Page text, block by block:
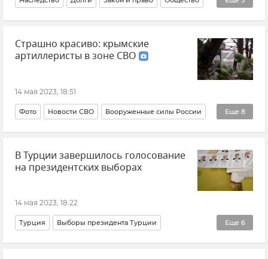
Совет эксперта Россия Новости
Страшно красиво: крымские
артиллеристы в зоне СВО
14 мая 2023, 18:51
Еще 8
Фото Новости СВО Вооруженные силы России
Армия и флот Россия Оружие
Министерство обороны РФ Крым Украина
Эксклюзивы РИА Новости Крым
В Турции завершилось голосование
на президентских выборах
14 мая 2023, 18:22
Еще 6
Турция Выборы президента Турции
Реджеп Тайип Эрдоган Кемаль Кылычдароглу